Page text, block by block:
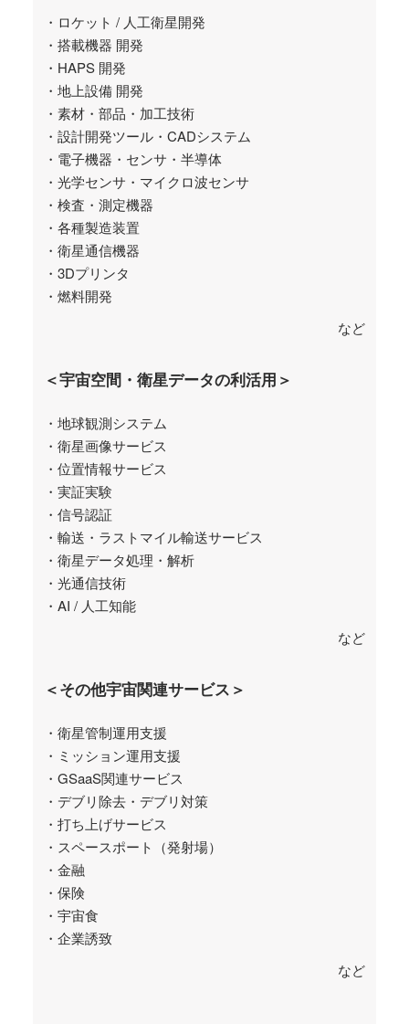
・ロケット / 人工衛星開発
・搭載機器 開発
・HAPS 開発
・地上設備 開発
・素材・部品・加工技術
・設計開発ツール・CADシステム
・電子機器・センサ・半導体
・光学センサ・マイクロ波センサ
・検査・測定機器
・各種製造装置
・衛星通信機器
・3Dプリンタ
・燃料開発
など
＜宇宙空間・衛星データの利活用＞
・地球観測システム
・衛星画像サービス
・位置情報サービス
・実証実験
・信号認証
・輸送・ラストマイル輸送サービス
・衛星データ処理・解析
・光通信技術
・AI / 人工知能
など
＜その他宇宙関連サービス＞
・衛星管制運用支援
・ミッション運用支援
・GSaaS関連サービス
・デブリ除去・デブリ対策
・打ち上げサービス
・スペースポート（発射場）
・金融
・保険
・宇宙食
・企業誘致
など